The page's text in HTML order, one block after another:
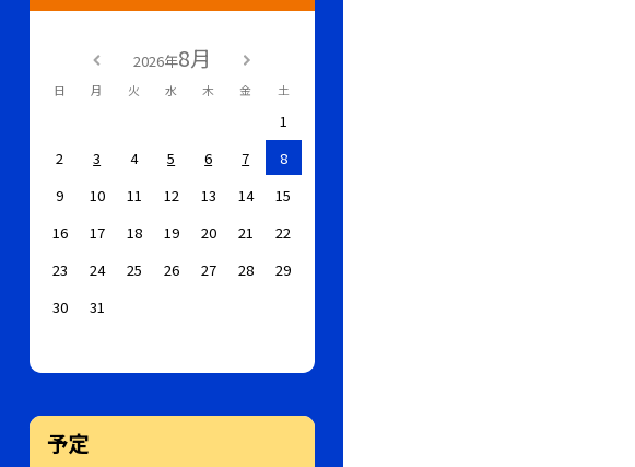
2026年8月
日 月 火 水 木 金 土
1
2
3 4 5 6 7
8
9
10 11 12 13 14
15
16
17 18 19 20 21
22
23
24 25 26 27 28
29
30
31
予定